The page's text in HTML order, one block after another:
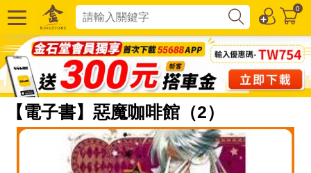
0
【電子書】惡魔咖啡館（2）